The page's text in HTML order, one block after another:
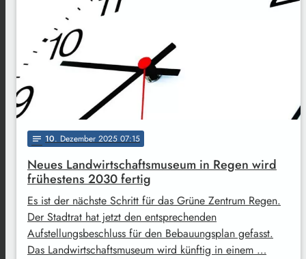
notes 10. Dezember 2025 07:15
Neues Landwirtschaftsmuseum in Regen wird
frühestens 2030 fertig
Es ist der nächste Schritt für das Grüne Zentrum Regen.
Der Stadtrat hat jetzt den entsprechenden
Aufstellungsbeschluss für den Bebauungsplan gefasst.
Das Landwirtschaftsmuseum wird künftig in einem …